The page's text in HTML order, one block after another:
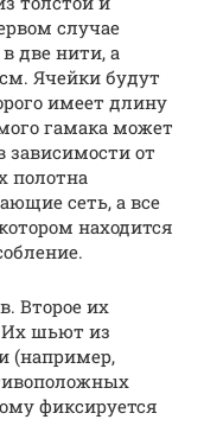
случае
две нити, а
Ячейки будут
имеет длину
гамака может
зависимости от
полотна
сеть, а все
находится
Второе их
Их шьют из
(например,
фиксируется